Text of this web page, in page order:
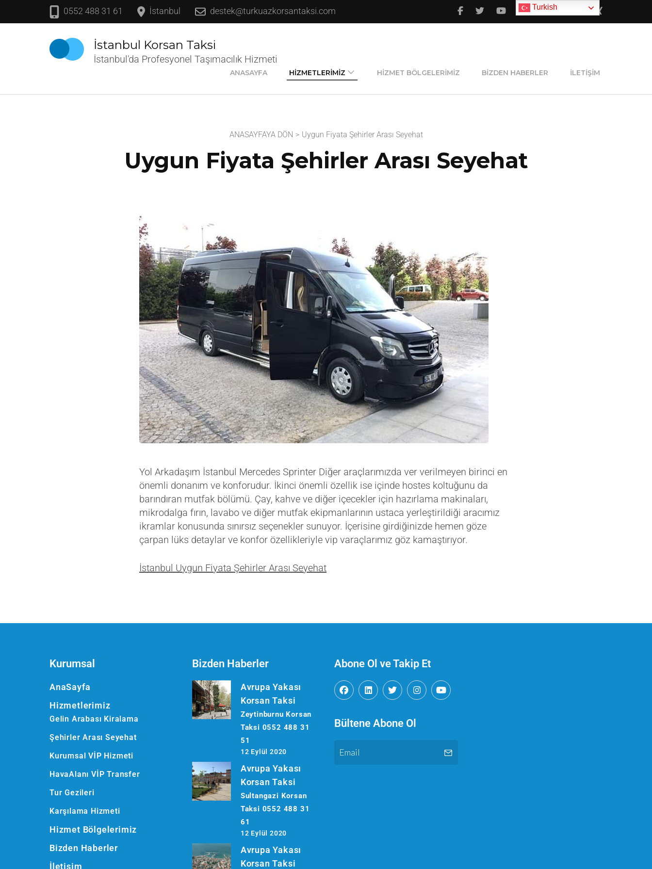
0552 488 31 61 İstanbul destek@turkuazkorsantaksi.com
İstanbul Korsan Taksi
İstanbul'da Profesyonel Taşımacılık Hizmeti
ANASAYFA HIZMETLERIMIZ HIZMET BÖLGELERIMIZ BIZDEN HABERLER İLETIŞIM
ANASAYFAYA DÖN > Uygun Fiyata Şehirler Arası Seyehat
Uygun Fiyata Şehirler Arası Seyehat
Yol Arkadaşım İstanbul Mercedes Sprinter Diğer araçlarımızda ver verilmeyen birinci en
önemli donanım ve konforudur. İkinci önemli özellik ise içinde hostes koltuğunu da
barındıran mutfak bölümü. Çay, kahve ve diğer içecekler için hazırlama makinaları,
mikrodalga fırın, lavabo ve diğer mutfak ekipmanlarının ustaca yerleştirildiği aracımız
ikramlar konusunda sınırsız seçenekler sunuyor. İçerisine girdiğinizde hemen göze
çarpan lüks detaylar ve konfor özellikleriyle vip varaçlarımız göz kamaştırıyor.
İstanbul Uygun Fiyata Şehirler Arası Seyehat
Kurumsal
AnaSayfa
Hizmetlerimiz
Gelin Arabası Kiralama
Şehirler Arası Seyehat
Kurumsal VİP Hizmeti
HavaAlanı VİP Transfer
Tur Gezileri
Karşılama Hizmeti
Hizmet Bölgelerimiz
Bizden Haberler
İletişim
Bizden Haberler
Avrupa Yakası
Korsan Taksi
Zeytinburnu Korsan
Taksi 0552 488 31
51
12 Eylül 2020
Avrupa Yakası
Korsan Taksi
Sultangazi Korsan
Taksi 0552 488 31
61
12 Eylül 2020
Avrupa Yakası
Korsan Taksi
Abone Ol ve Takip Et
Bültene Abone Ol
Turkish